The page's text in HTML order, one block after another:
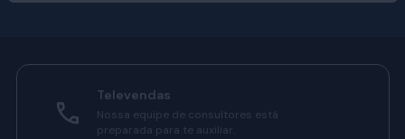
Televendas
Nossa equipe de consultores está
preparada para te auxiliar.